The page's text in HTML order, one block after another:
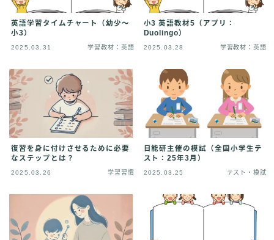
英語学習タイムチャート（幼少～
小3）
2025.03.31 学習教材：英語
小3 英語教材5（アプリ：
Duolingo）
2025.03.28 学習教材：英語
復習を身に付けさせるために必要
なステップとは？
2025.03.26 学習習慣
日能研主催の模試（全国小学生テ
スト：25年3月）
2025.03.25 テスト・模試